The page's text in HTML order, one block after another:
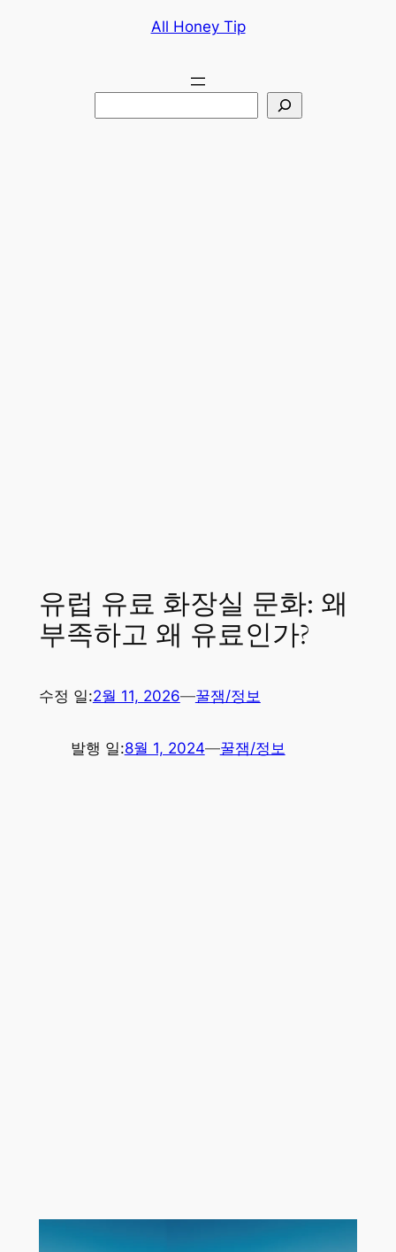
All Honey Tip
유럽 유료 화장실 문화: 왜
부족하고 왜 유료인가?
수정 일:2월 11, 2026—꿀잼/정보
발행 일:8월 1, 2024—꿀잼/정보